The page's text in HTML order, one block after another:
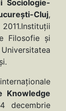
Sociologie-
Cluj,
Filosofie şi
Knowledge
decembrie